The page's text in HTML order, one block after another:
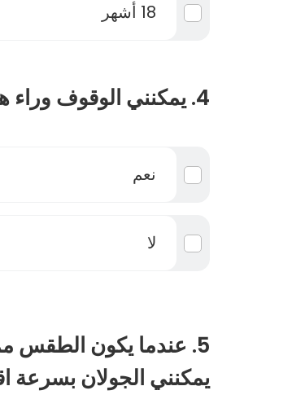
18 أشهر
4. يمكنني الوقوف وراء هذه العربة الرمادية :
نعم
لا
5. عندما يكون الطقس
يمكنني الجولان بسرعة